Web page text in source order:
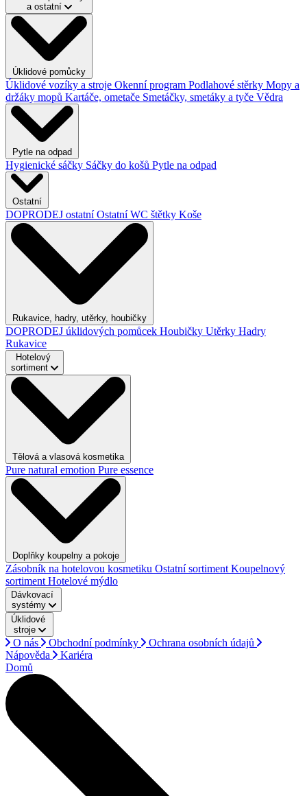
a ostatní
Úklidové pomůcky
Úklidové vozíky a stroje Okenní program Podlahové stěrky Mopy a
držáky mopů Kartáče, ometače Smetáčky, smetáky a tyče Vědra
Pytle na odpad
Hygienické sáčky Sáčky do košů Pytle na odpad
Ostatní
DOPRODEJ ostatníOstatníWC štětky Koše
Rukavice, hadry, utěrky, houbičky
DOPRODEJ úklidových pomůcek Houbičky Utěrky Hadry
Rukavice
Hotelový
sortiment
Tělová a vlasová kosmetika
Pure natural emotion Pure essence
Doplňky koupelny a pokoje
Zásobník na hotelovou kosmetiku Ostatní sortiment Koupelnový
sortiment Hotelové mýdlo
Dávkovací
systémy
Úklidové
stroje
O nás Obchodní podmínky
Ochrana osobních údajů
Nápověda
Kariéra
Domů